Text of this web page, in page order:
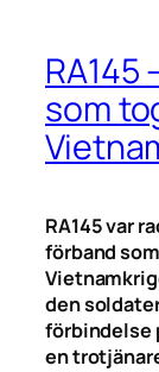
som
RA145 var
förband
den
förbindelse
en